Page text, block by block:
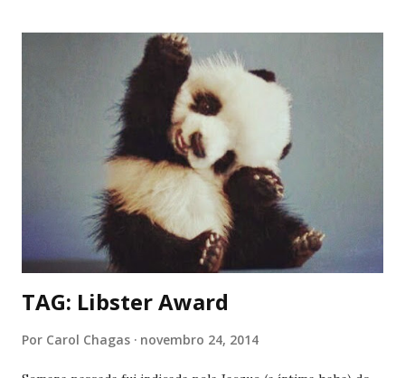
me trouxeram a nostalgia de alguns anos atrás. Então é
isso, espero que vocês gostem. Prometo que quando
acabar as provas, eu irei postar todo dia. Juro mesmo!
Boyce Avenue feat. Diamon White - Unwritten (Cover)
Sandy e Junior - Estranho Jeito de Amar Ke$ha feat.
Will.i.am - Crazy Kids Jordin Sparks - Battlefield Demi
Lovato - La La Land High School Musical 3 - Scream Kelly
TAG: Libster Award
Por Carol Chagas novembro 24, 2014